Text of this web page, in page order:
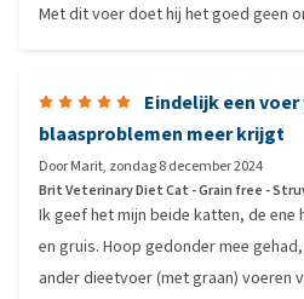
Met dit voer doet hij het goed geen
Eindelijk een
blaasproblemen meer krijgt
DoorMarit, zondag 8 december 2024
Brit Veterinary Diet Cat - Grain free -
Ik geef het mijn beide katten, de
en gruis. Hoop gedonder mee
ander dieetvoer (met graan) voeren